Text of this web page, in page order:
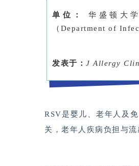
单位：
华盛顿大
（Department of
发表于： J Allergy
RSV是婴儿、老年人及
关，老年人疾病负担与流